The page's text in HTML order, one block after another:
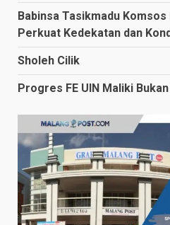
Babinsa Tasikmadu
Perkuat Kedekatan dan
Sholeh Cilik
Progres FE UIN Maliki